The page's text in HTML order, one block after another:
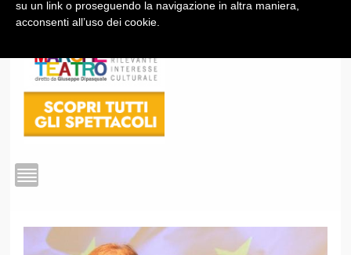
su un link o proseguendo la navigazione in altra maniera,
acconsenti all’uso dei cookie.